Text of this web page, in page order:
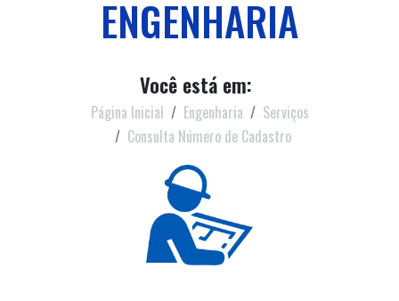
ENGENHARIA
Você está em:
Página Inicial Engenharia
Serviços
Consulta Número de Cadastro